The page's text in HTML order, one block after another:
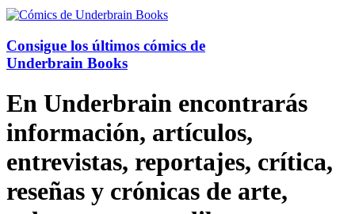
Consigue los últimos cómics de
Underbrain Books
En Underbrain encontrarás
información, artículos,
entrevistas, reportajes, crítica,
reseñas y crónicas de arte,